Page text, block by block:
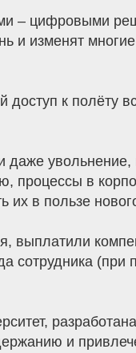
– цифровыми
и изменят
к полёту
даже
процессы в
в пользе
выплатили
сотрудника (при
и